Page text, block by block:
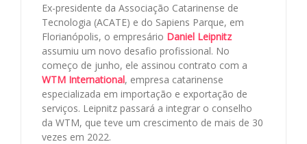
Ex-presidente da Associação Catarinense de
Tecnologia (ACATE) e do Sapiens Parque, em
Florianópolis, o empresário Daniel Leipnitz
assumiu um novo desafio profissional. No
começo de junho, ele assinou contrato com a
WTM International, empresa catarinense
especializada em importação e exportação de
serviços. Leipnitz passará a integrar o conselho
da WTM, que teve um crescimento de mais de 30
vezes em 2022.